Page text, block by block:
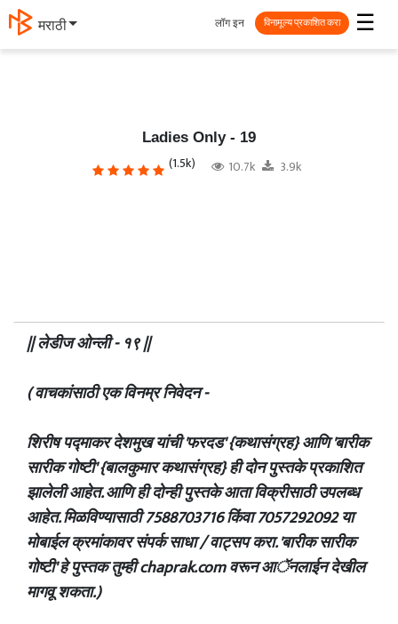
தமிழ் ☰
लॉग इन विनामूल्य प्रकाशित करा
Ladies Only - 19
(1.5k) 10.7k 3.9k
|| लेडीज ओन्ली - १९ ||
( वाचकांसाठी एक विनम्र निवेदन -
शिरीष पद्माकर देशमुख यांची 'फरदड' {कथासंग्रह} आणि 'बारीक
सारीक गोष्टी' {बालकुमार कथासंग्रह} ही दोन पुस्तके प्रकाशित
झालेली आहेत. आणि ही दोन्ही पुस्तके आता विक्रीसाठी उपलब्ध
आहेत. मिळविण्यासाठी 7588703716 किंवा 7057292092 या
मोबाईल क्रमांकावर संपर्क साधा / वाट्सप करा. 'बारीक सारीक
गोष्टी' हे पुस्तक तुम्ही chaprak.com वरून आॅनलाईन देखील
मागवू शकता.)